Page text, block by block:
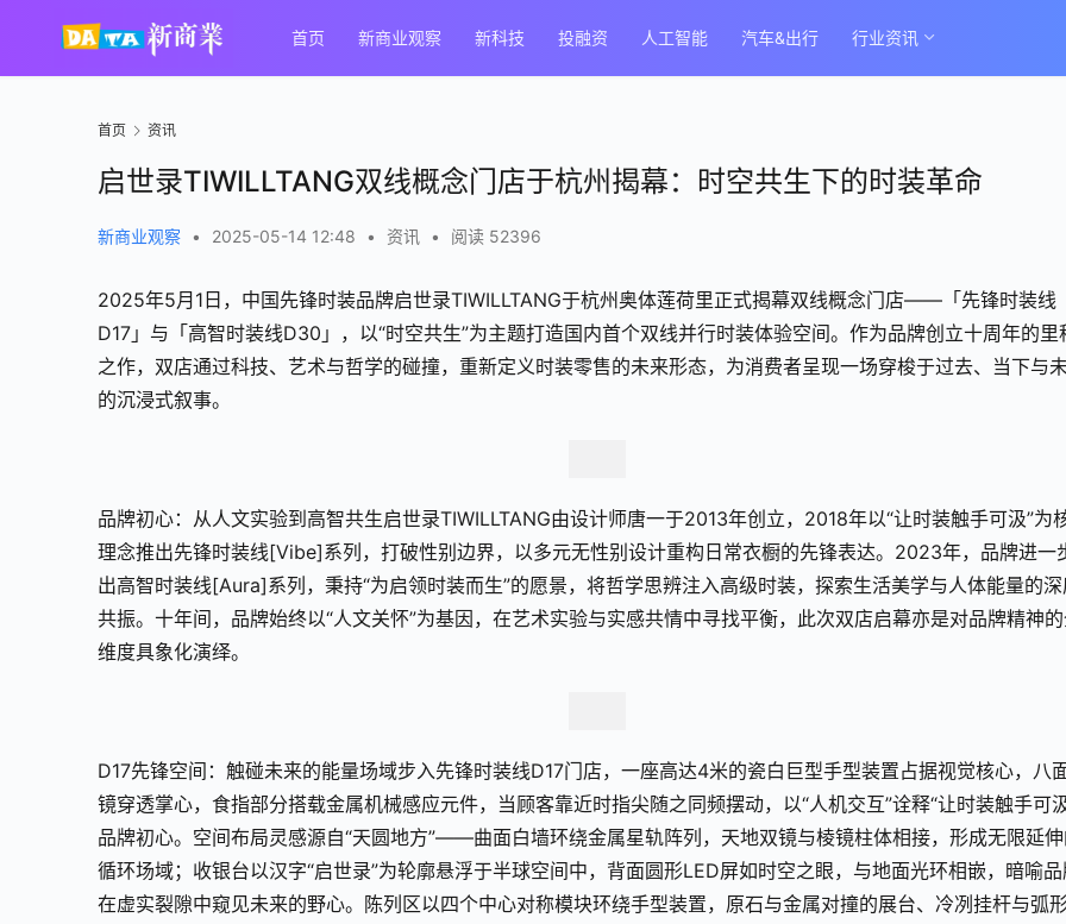
首页 新商业观察 新科技 投融资 人工智能 汽车&出行 行业资讯
首页 资讯
启世录TIWILLTANG双线概念门店于杭州揭幕：时空共生下的时装革命
新商业观察 • 2025-05-14 12:48 • 资讯 • 阅读 52396
2025年5月1日，中国先锋时装品牌启世录TIWILLTANG于杭州奥体莲荷里正式揭幕双线概念门店——「先锋时装线
D17」与「高智时装线D30」，以“时空共生”为主题打造国内首个双线并行时装体验空间。作为品牌创立十周年的里
之作，双店通过科技、艺术与哲学的碰撞，重新定义时装零售的未来形态，为消费者呈现一场穿梭于过去、当下与
的沉浸式叙事。
品牌初心：从人文实验到高智共生启世录TIWILLTANG由设计师唐一于2013年创立，2018年以“让时装触手可汲”为
理念推出先锋时装线[Vibe]系列，打破性别边界，以多元无性别设计重构日常衣橱的先锋表达。2023年，品牌进一
出高智时装线[Aura]系列，秉持“为启领时装而生”的愿景，将哲学思辨注入高级时装，探索生活美学与人体能量的
共振。十年间，品牌始终以“人文关怀”为基因，在艺术实验与实感共情中寻找平衡，此次双店启幕亦是对品牌精神
维度具象化演绎。
D17先锋空间：触碰未来的能量场域步入先锋时装线D17门店，一座高达4米的瓷白巨型手型装置占据视觉核心，八
镜穿透掌心，食指部分搭载金属机械感应元件，当顾客靠近时指尖随之同频摆动，以“人机交互”诠释“让时装触手可
品牌初心。空间布局灵感源自“天圆地方”——曲面白墙环绕金属星轨阵列，天地双镜与棱镜柱体相接，形成无限延
循环场域；收银台以汉字“启世录”为轮廓悬浮于半球空间中，背面圆形LED屏如时空之眼，与地面光环相嵌，暗喻
在虚实裂隙中窥见未来的野心。陈列区以四个中心对称模块环绕手型装置，原石与金属对撞的展台、冷冽挂杆与弧